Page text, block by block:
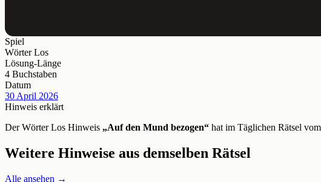
Spiel
Wörter Los
Lösung-Länge
4 Buchstaben
Datum
30 April 2026
Hinweis erklärt
Der Wörter Los Hinweis „Auf den Mund bezogen“ hat im Täglichen Rätsel
Weitere Hinweise aus demselben Rätsel
Alle ansehen →